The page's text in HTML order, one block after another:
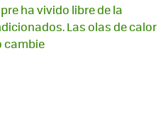
ha vivido libre de la
Las olas de calor
cambie